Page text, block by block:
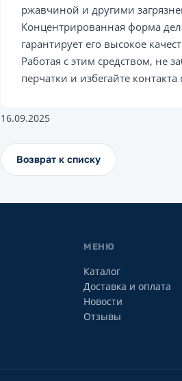
ржавчиной и другими
Концентрированная форма
гарантирует его высокое
Работая с этим средством, не
перчатки и избегайте
16.09.2025
Возврат к списку
МЕНЮ
Каталог
Доставка и оплата
Новости
Отзывы